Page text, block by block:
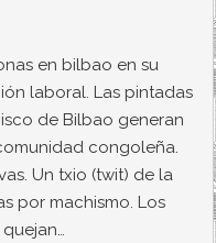
en bilbao en su
laboral. Las pintadas
de Bilbao generan
congoleña.
Un txio (twit) de la
por machismo. Los